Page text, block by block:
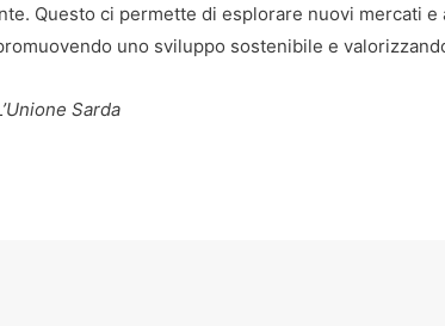
Questo ci permette di esplorare nuovi mercati
uno sviluppo sostenibile e
Sarda